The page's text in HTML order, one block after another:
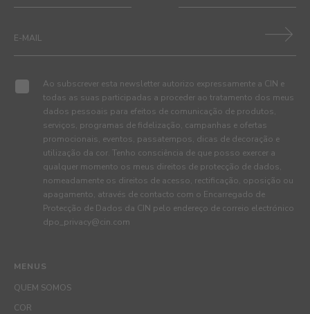
MENUS
QUEM SOMOS
COR
Ao subscrever esta newsletter autorizo expressamente a CIN e
todas as suas participadas a proceder ao tratamento dos meus
dados pessoais para efeitos de comunicação de produtos,
serviços, programas de fidelização, campanhas e ofertas
promocionais, eventos, passatempos, dicas de decoração e
utilização da cor. Tenho consciência de que posso exercer a
qualquer momento os meus direitos de protecção de dados,
nomeadamente os direitos de acesso, rectificação, oposição ou
apagamento, através de contacto com o Encarregado de
Protecção de Dados da CIN pelo endereço de correio electrónico
dpo_privacy@cin.com